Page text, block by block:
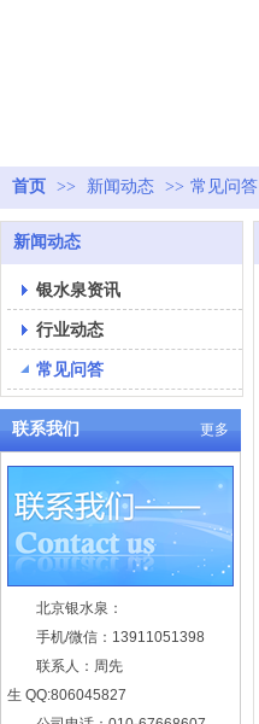
首页 >> 新闻动态 >> 常见问答
新闻动态
银水泉资讯
行业动态
常见问答
联系我们 更多
北京银水泉：
手机/微信：13911051398
联系人：周先
生 QQ:806045827